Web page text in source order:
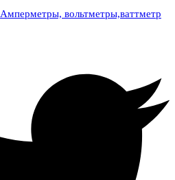
Амперметры, вольтметры,ваттметр